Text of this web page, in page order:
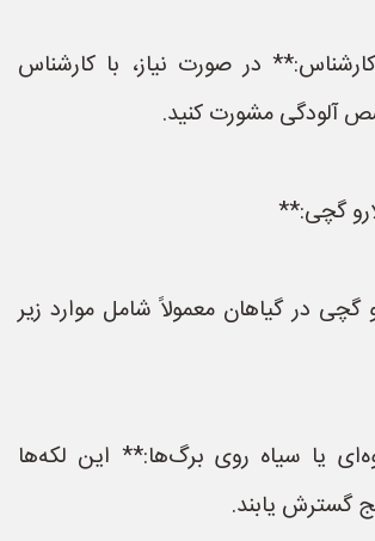
در صورت نیاز، با کارشناس
گچی:**
گچی در گیاهان معمولاً شامل موارد زیر
یا سیاه روی برگ‌ها:** این لکه‌ها
گسترش یابند.